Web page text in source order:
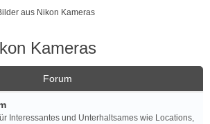
aus Nikon Kameras
Kameras
Forum
Interessantes und Unterhaltsames wie Locations,